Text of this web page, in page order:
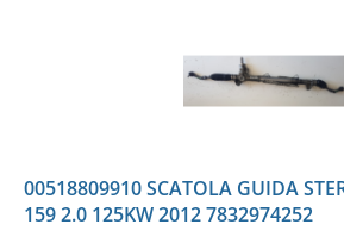
00518809910 SCATOLA GUIDA
159 2.0 125KW 2012 7832974252